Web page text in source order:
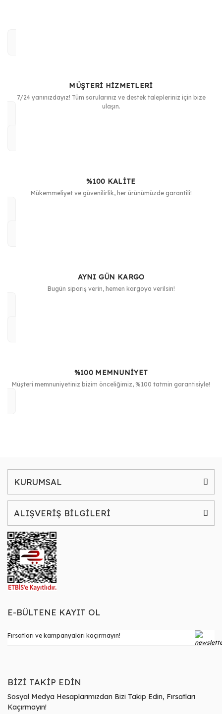
Ürün bilgilerinde hatalar bulunuyor.
Ürün fiyatı diğer sitelerden daha pahalı.
Gönder
MÜŞTERİ HİZMETLERİ
7/24 yanınızdayız! Tüm sorularınız ve destek talepleriniz için bize
ulaşın.
%100 KALİTE
Mükemmeliyet ve güvenilirlik, her ürünümüzde garantili!
AYNI GÜN KARGO
Bugün sipariş verin, hemen kargoya verilsin!
%100 MEMNUNİYET
Müşteri memnuniyetiniz bizim önceliğimiz, %100 tatmin garantisiyle!
KURUMSAL
ALIŞVERİŞ BİLGİLERİ
E-BÜLTENE KAYIT OL
BİZİ TAKİP EDİN
Sosyal Medya Hesaplarımızdan Bizi Takip Edin, Fırsatları
Kaçırmayın!